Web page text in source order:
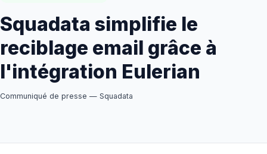
Squadata simplifie le
reciblage email grâce à
l'intégration Eulerian
Communiqué de presse — Squadata